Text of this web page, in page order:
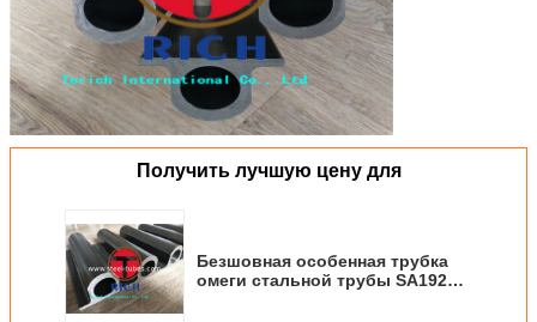
Получить лучшую цену для
Безшовная особенная трубка
омеги стальной трубы SA192